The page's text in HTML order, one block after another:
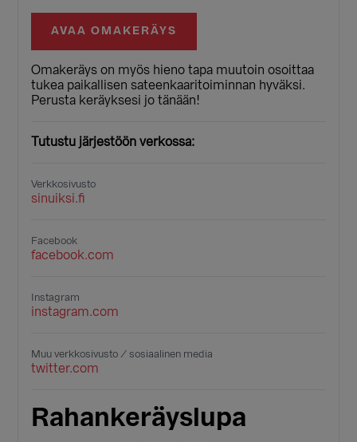
AVAA OMAKERÄYS
Omakeräys on myös hieno tapa muutoin osoittaa
tukea paikallisen sateenkaaritoiminnan hyväksi.
Perusta keräyksesi jo tänään!
Tutustu järjestöön verkossa:
Verkkosivusto
sinuiksi.fi
Facebook
facebook.com
Instagram
instagram.com
Muu verkkosivusto / sosiaalinen media
twitter.com
Rahankeräyslupa